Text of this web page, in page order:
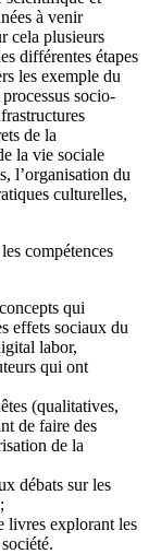
à venir
cela plusieurs
différentes étapes
les exemple du
socio-
de la
la vie sociale
l’organisation du
culturelles,
compétences
qui
effets sociaux du
labor,
qui ont
(qualitatives,
de faire des
de la
débats sur les
livres explorant les